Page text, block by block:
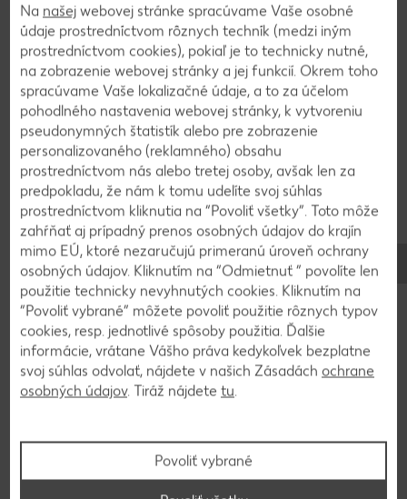
farbivo.
3
Cesto položíme na plech a vytvarujeme ho do
typického tvaru obláčika. Po 25 až 30 minútach je
malý obláčik hotový.
Späť na prehľad
Na našej webovej stránke spracúvame Vaše osobné
údaje prostredníctvom rôznych techník (medzi iným
prostredníctvom cookies), pokiaľ je to technicky nutné,
na zobrazenie webovej stránky a jej funkcií. Okrem toho
spracúvame Vaše lokalizačné údaje, a to za účelom
pohodlného nastavenia webovej stránky, k vytvoreniu
pseudonymných štatistík alebo pre zobrazenie
personalizovaného (reklamného) obsahu
prostredníctvom nás alebo tretej osoby, avšak len za
predpokladu, že nám k tomu udelíte svoj súhlas
prostredníctvom kliknutia na “Povoliť všetky”. Toto môže
zahŕňať aj prípadný prenos osobných údajov do krajín
mimo EÚ, ktoré nezaručujú primeranú úroveň ochrany
osobných údajov. Kliknutím na “Odmietnuť ” povolíte len
použitie technicky nevyhnutých cookies. Kliknutím na
“Povoliť vybrané” môžete povoliť použitie rôznych typov
cookies, resp. jednotlivé spôsoby použitia. Ďalšie
informácie, vrátane Vášho práva kedykoľvek bezplatne
svoj súhlas odvolať, nájdete v našich Zásadách ochrane
osobných údajov. Tiráž nájdete tu.
Povoliť vybrané